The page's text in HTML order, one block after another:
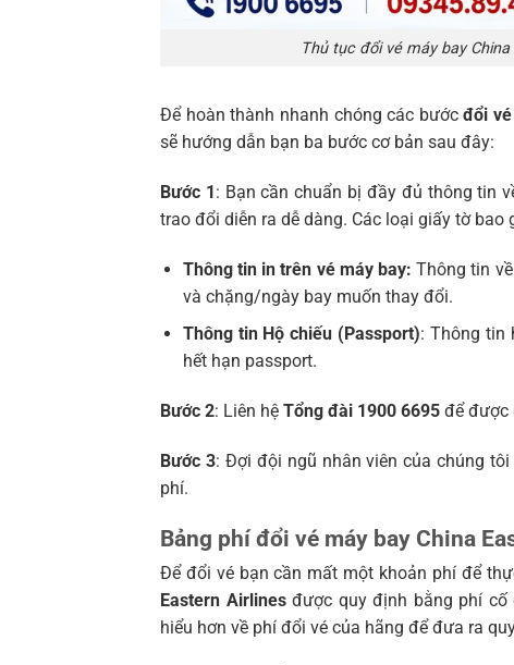
Thủ tục đổi vé máy bay
Để hoàn thành nhanh chóng các bướcđổi
sẽ hướng dẫn bạn ba bước cơ bản sau đây:
Bước 1: Bạn cần chuẩn bị đầy đủ thông tin
trao đổi diễn ra dễ dàng. Các loại giấy tờ bao
Thông tin in trên vé máy bay: Thông tin
và chặng/ngày bay muốn thay đổi.
Thông tin Hộ chiếu (Passport): Thông tin
hết hạn passport.
Bước 2: Liên hệ Tổng đài 1900 6695 để được
Bước 3: Đợi đội ngũ nhân viên của chúng
phí.
Bảng phí đổi vé máy bay China
Để đổi vé bạn cần mất một khoản phí để
Eastern Airlinesđược quy định bằng phí cố
hiểu hơn về phí đổi vé của hãng để đưa ra